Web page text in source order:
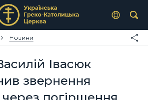
Новини
Івасюк
звернення
погіршення